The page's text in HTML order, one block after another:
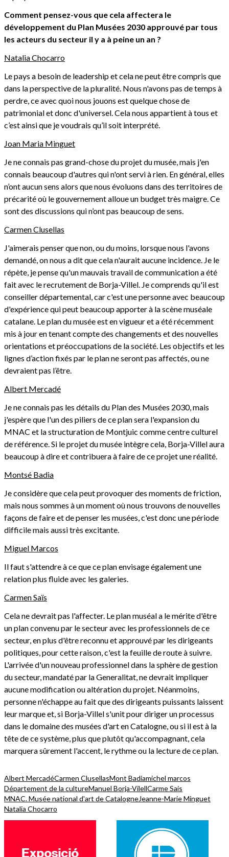
Comment pensez-vous que cela affectera le
développement du Plan Musées 2030 approuvé par tous
les acteurs du secteur il y a à peine un an ?
Natalia Chocarro
Le pays a besoin de leadership et cela ne peut être compris que
dans la perspective de la pluralité. Nous n'avons pas de temps à
perdre, ce avec quoi nous jouons est quelque chose de
patrimonial et donc d'universel. Cela nous appartient à tous et
c’est ainsi que je voudrais qu’il soit interprété.
Joan Maria Minguet
Je ne connais pas grand-chose du projet du musée, mais j'en
connais beaucoup d'autres qui n'ont servi à rien. En général, elles
n’ont aucun sens alors que nous évoluons dans des territoires de
précarité où le gouvernement alloue un budget très maigre. Ce
sont des discussions qui n’ont pas beaucoup de sens.
Carmen Clusellas
J'aimerais penser que non, ou du moins, lorsque nous l'avons
demandé, on nous a dit que cela n'aurait aucune incidence. Je le
répète, je pense qu'un mauvais travail de communication a été
fait avec le recrutement de Borja-Villel. Je comprends qu'il est
conseiller départemental, car c'est une personne avec beaucoup
d'expérience qui peut beaucoup apporter à la scène muséale
catalane. Le plan du musée est en vigueur et a été récemment
mis à jour en tenant compte des changements et des nouvelles
orientations et préoccupations de la société. Les objectifs et les
lignes d’action fixés par le plan ne seront pas affectés, ou ne
devraient pas l’être.
Albert Mercadé
Je ne connais pas les détails du Plan des Musées 2030, mais
j'espère que l'un des piliers de ce plan sera l'expansion du
MNAC et la structuration de Montjuic comme centre culturel
de référence. Si le projet du musée intègre cela, Borja-Villel aura
beaucoup à dire et contribuera à faire de ce projet une réalité.
Montsé Badia
Je considère que cela peut provoquer des moments de friction,
mais nous sommes à un moment où nous trouvons de nouvelles
façons de faire et de penser les musées, c'est donc une période
difficile mais aussi très excitante.
Miguel Marcos
Il faut s'attendre à ce que ce plan envisage également une
relation plus fluide avec les galeries.
Carmen Saïs
Cela ne devrait pas l'affecter. Le plan muséal a le mérite d'être
un plan convenu par le secteur avec les professionnels de ce
secteur, en plus d'être reconnu et approuvé par les dirigeants
politiques, pour cette raison, c'est la feuille de route à suivre.
L'arrivée d'un nouveau professionnel dans la sphère de gestion
du secteur, mandaté par la Generalitat, ne devrait impliquer
aucune modification ou altération du projet. Néanmoins,
personne n'échappe au fait que des dirigeants puissants laissent
leur marque et, si Borja-Villel s'unit pour diriger un processus
dans le domaine des musées d'art en Catalogne, ou si il est à la
tête de ce système, plus que plutôt qu'accompagnant, cela
marquera sûrement l'accent, le rythme ou la lecture de ce plan.
Albert MercadéCarmen ClusellasMont Badiamichel marcos
Département de la cultureManuel Borja-VilellCarme Sais
MNAC. Musée national d'art de CatalogneJeanne-Marie Minguet
Natalia Chocarro